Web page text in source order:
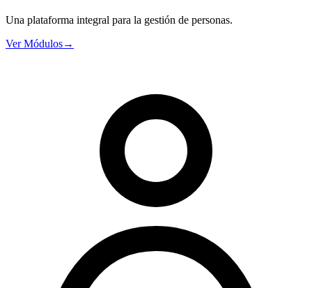
Una plataforma integral para la gestión de personas.
Ver Módulos→